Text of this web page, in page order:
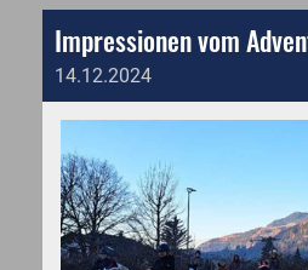
Impressionen vom
14.12.2024